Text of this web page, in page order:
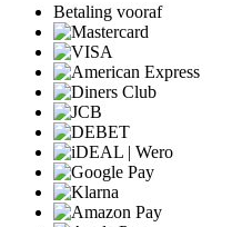
Betaling vooraf